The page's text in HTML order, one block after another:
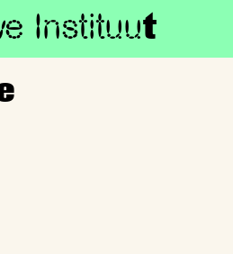
Instituut